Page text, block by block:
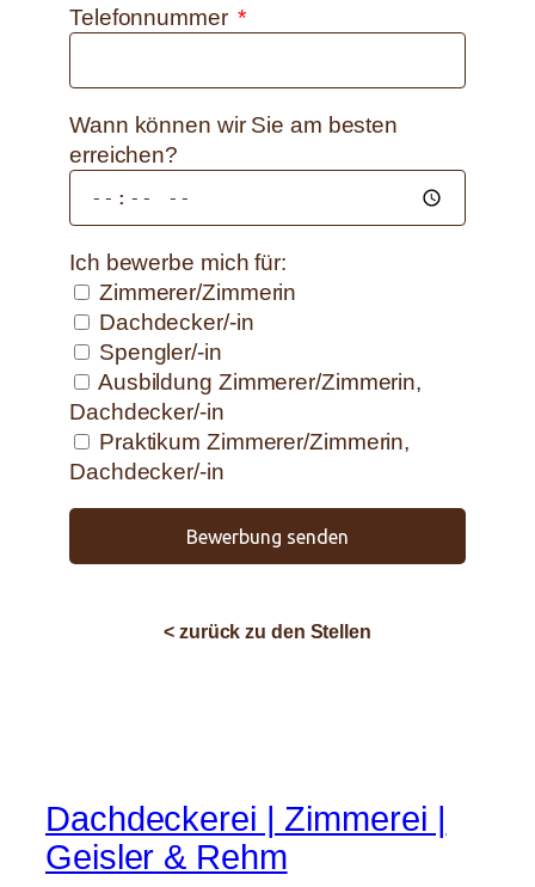
Telefonnummer
Wann können wir Sie am besten
erreichen?
Ich bewerbe mich für:
Zimmerer/Zimmerin
Dachdecker/-in
Spengler/-in
Ausbildung Zimmerer/Zimmerin,
Dachdecker/-in
Praktikum Zimmerer/Zimmerin,
Dachdecker/-in
Bewerbung senden
< zurück zu den Stellen
Dachdeckerei | Zimmerei |
Geisler & Rehm